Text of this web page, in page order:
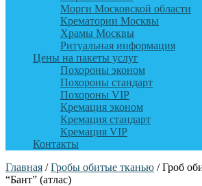
Морги Московской области
Крематории Москвы
Храмы Москвы
Ритуальная информация
Цены на пакеты услуг
Похороны эконом
Похороны стандарт
Похороны VIP
Кремация эконом
Кремация стандарт
Кремация VIP
Контакты
Главная /Гробы обитые тканью / Гроб
“Бант” (атлас)